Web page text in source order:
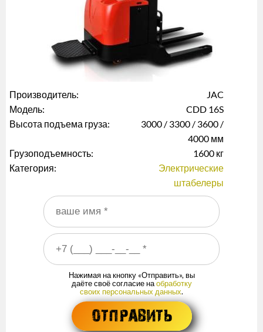
Производитель:
JAC
Модель:
CDD 16S
Высота подъема груза:
3000 / 3300 / 3600 /
4000 мм
Грузоподъемность:
1600 кг
Категория:
Электрические
штабелеры
Ваше имя
Ваш номер телефона
Нажимая на кнопку «Отправить», вы
даёте своё согласие наобработку
своих персональных данных.